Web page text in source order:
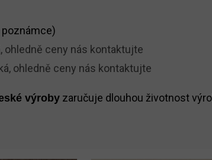
ohledně ceny nás kontaktujte
ohledně ceny nás kontaktujte
výrobyzaručuje dlouhou životnost